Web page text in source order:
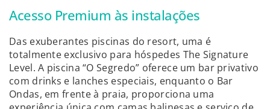
Acesso Premium às instalações
Das exuberantes piscinas do resort, uma é
totalmente exclusivo para hóspedes The Signature
Level. A piscina “O Segredo” oferece um bar privativo
com drinks e lanches especiais, enquanto o Bar
Ondas, em frente à praia, proporciona uma